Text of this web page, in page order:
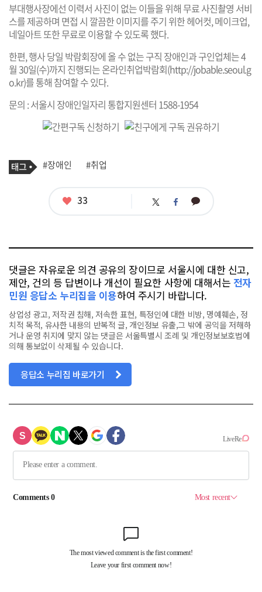
부대행사장에선 이력서 사진이 없는 이들을 위해 무료 사진촬영 서비
스를 제공하며 면접 시 깔끔한 이미지를 주기 위한 헤어컷, 메이크업,
네일아트 또한 무료로 이용할 수 있도록 했다.
한편, 행사 당일 박람회장에 올 수 없는 구직 장애인과 구인업체는 4
월 30일(수)까지 진행되는 온라인취업박람회(http://jobable.seoul.g
o.kr)를 통해 참여할 수 있다.
문의 : 서울시 장애인일자리 통합지원센터 1588-1954
기
사
태
그
#장애인 #취업
좋
33 트 페 카
댓글은 자유로운 의견 공유의 장이므로 서울시에 대한 신고,
제안, 건의 등 답변이나 개선이 필요한 사항에 대해서는 전자
민원 응답소 누리집을 이용하여 주시기 바랍니다.
상업성 광고, 저작권 침해, 저속한 표현, 특정인에 대한 비방, 명예훼손, 정
치적 목적, 유사한 내용의 반복적 글, 개인정보 유출,그 밖에 공익을 저해하
거나 운영 취지에 맞지 않는 댓글은 서울특별시 조례 및 개인정보보호법에
의해 통보없이 삭제될 수 있습니다.
응답소 누리집 바로가기